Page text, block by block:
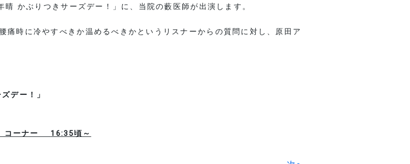
かぶりつきサーズデー！」に、当院の藪医師が出演します。
痛時に冷やすべきか温めるべきかというリスナーからの質問に対し、原田ア
デー！」
コーナー 16:35頃～